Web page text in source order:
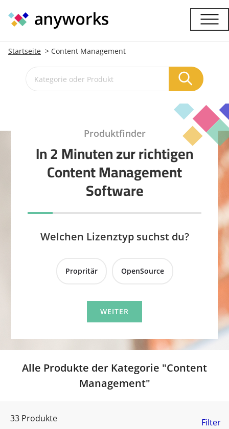
Startseite Content Management
Produktfinder
In 2 Minuten zur richtigen
Content Management
Software
Welchen Lizenztyp suchst du?
Propritär OpenSource
Alle Produkte der Kategorie "Content
Management"
33 Produkte Filter